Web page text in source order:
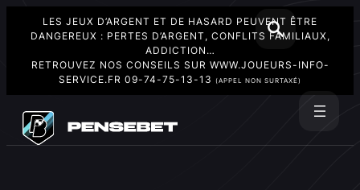
LES JEUX D’ARGENT ET DE HASARD PEUVENT ÊTRE
DANGEREUX : PERTES D’ARGENT, CONFLITS FAMILIAUX,
ADDICTION…
RETROUVEZ NOS CONSEILS SUR WWW.JOUEURS-INFO-
SERVICE.FR 09-74-75-13-13 (APPEL NON SURTAXÉ)
contenu